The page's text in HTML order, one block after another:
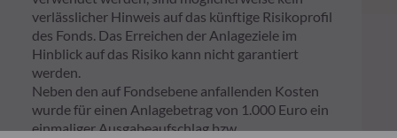
verlässlicher Hinweis auf das künftige Risikoprofil
des Fonds. Das Erreichen der Anlageziele im
Hinblick auf das Risiko kann nicht garantiert
werden.
Neben den auf Fondsebene anfallenden Kosten
wurde für einen Anlagebetrag von 1.000 Euro ein
einmaliger Ausgabeaufschlag bzw.